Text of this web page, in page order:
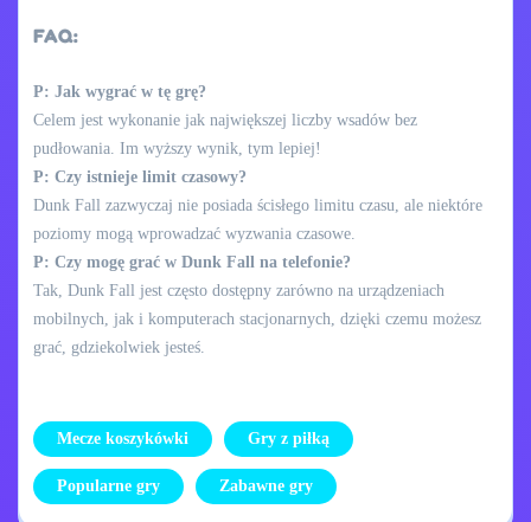
FAQ:
P: Jak wygrać w tę grę?
Celem jest wykonanie jak największej liczby wsadów bez
pudłowania. Im wyższy wynik, tym lepiej!
P: Czy istnieje limit czasowy?
Dunk Fall zazwyczaj nie posiada ścisłego limitu czasu, ale niektóre
poziomy mogą wprowadzać wyzwania czasowe.
P: Czy mogę grać w Dunk Fall na telefonie?
Tak, Dunk Fall jest często dostępny zarówno na urządzeniach
mobilnych, jak i komputerach stacjonarnych, dzięki czemu możesz
grać, gdziekolwiek jesteś.
Mecze koszykówki Gry z piłką
Popularne gry Zabawne gry